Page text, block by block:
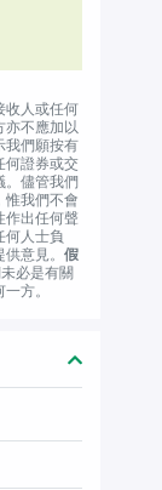
收人或任何
亦不應加以
我們願按有
何證券或交
。儘管我們
惟我們不會
作出任何聲
何人士負
意見。 假
必是有關
方。